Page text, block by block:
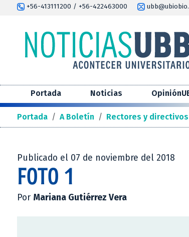
+56-413111200 / +56-422463000
Portada Noticias
Portada / A Boletín / Rectores y
Publicado el 07 de noviembre del 2018
FOTO 1
Por Mariana Gutiérrez Vera